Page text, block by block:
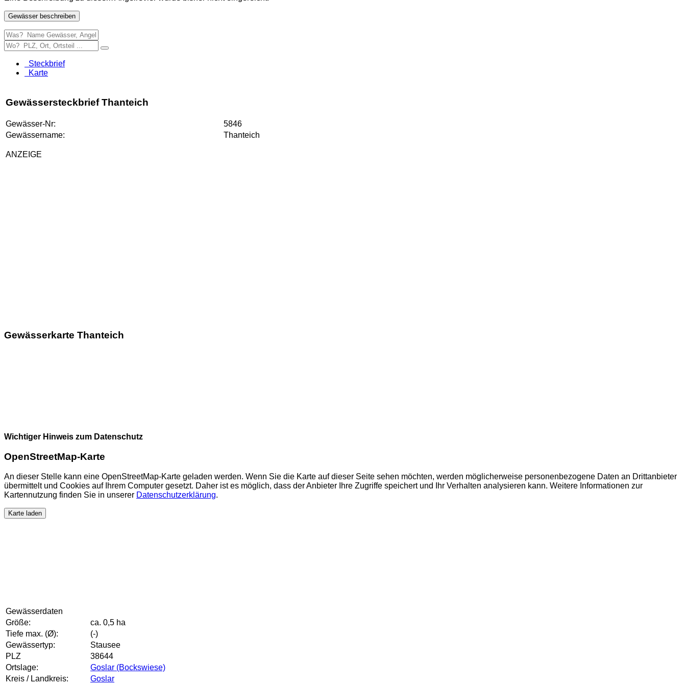
Gewässer beschreiben
Steckbrief
Karte
Gewässersteckbrief Thanteich
Gewässer-Nr:
5846
Gewässername:
Thanteich
ANZEIGE
Gewässerkarte Thanteich
Wichtiger Hinweis zum Datenschutz
OpenStreetMap-Karte
An dieser Stelle kann eine OpenStreetMap-Karte geladen werden. Wenn Sie die Karte auf dieser Seite sehen möchten, werden möglicherweise personenbezogene Daten an Drittanbieter
übermittelt und Cookies auf Ihrem Computer gesetzt. Daher ist es möglich, dass der Anbieter Ihre Zugriffe speichert und Ihr Verhalten analysieren kann. Weitere Informationen zur
Kartennutzung finden Sie in unserer Datenschutzerklärung.
Karte laden
Gewässerdaten
Größe:
ca. 0,5 ha
Tiefe max. (Ø):
(-)
Gewässertyp:
Stausee
PLZ
38644
Ortslage:
Goslar (Bockswiese)
Kreis / Landkreis:
Goslar